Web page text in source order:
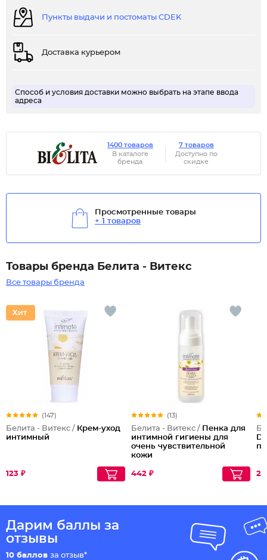
Пункты выдачи и постоматы CDEK
Доставка курьером
Способ и условия доставки можно выбрать на этапе ввода
адреса
1400 товаров
В каталоге
бренда
7 товаров
Доступно по
скидке
Просмотренные товары
+ 1 товаров
Товары бренда Белита - Витекс
Все товары бренда
(147)
Белита - Витекс / Крем-уход
интимный
123 ₽
(13)
Белита - Витекс / Пенка для
интимной гигиены для
очень чувствительной
кожи
442 ₽
Дарим баллы за
отзывы
10 баллов за отзыв*